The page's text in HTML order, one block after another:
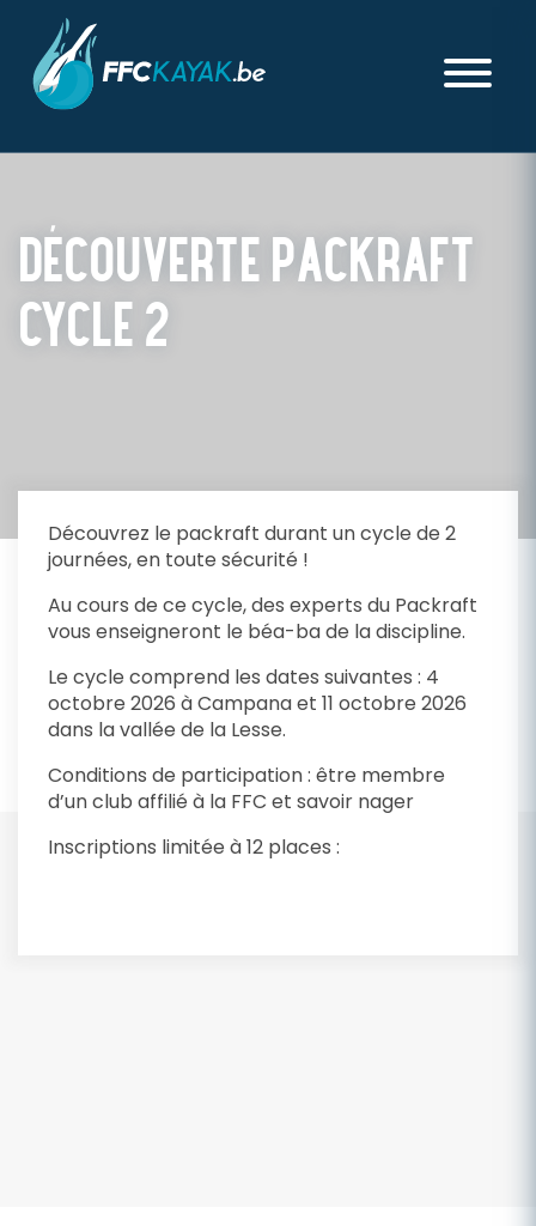
DÉCOUVERTE PACKRAFT
CYCLE 2
Découvrez le packraft durant un cycle de 2
journées, en toute sécurité !
Au cours de ce cycle, des experts du Packraft
vous enseigneront le béa-ba de la discipline.
Le cycle comprend les dates suivantes : 4
octobre 2026 à Campana et 11 octobre 2026
dans la vallée de la Lesse.
Conditions de participation : être membre
d’un club affilié à la FFC et savoir nager
Inscriptions limitée à 12 places :